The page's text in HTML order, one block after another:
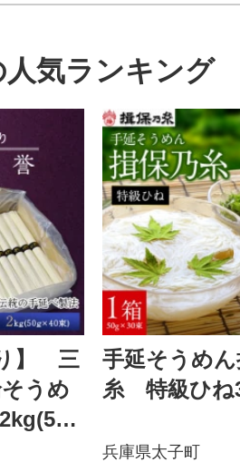
気ランキング
】 三
うめ
手延そうめ
糸 特級ひね
兵庫県太子町